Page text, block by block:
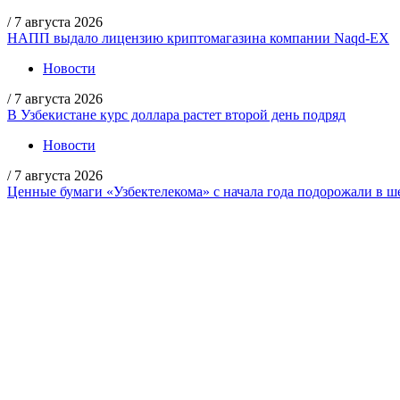
/ 7 августа 2026
НАПП выдало лицензию криптомагазина компании Naqd-EX
Новости
/ 7 августа 2026
В Узбекистане курс доллара растет второй день подряд
Новости
/ 7 августа 2026
Ценные бумаги «Узбектелекома» с начала года подорожали в